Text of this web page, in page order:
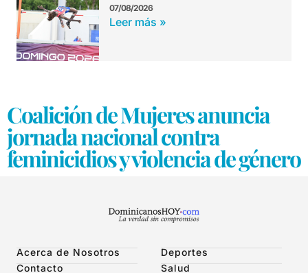
07/08/2026
Leer más »
Coalición de Mujeres anuncia
jornada nacional contra
feminicidios y violencia de género
Acerca de Nosotros
Contacto
Deportes
Salud